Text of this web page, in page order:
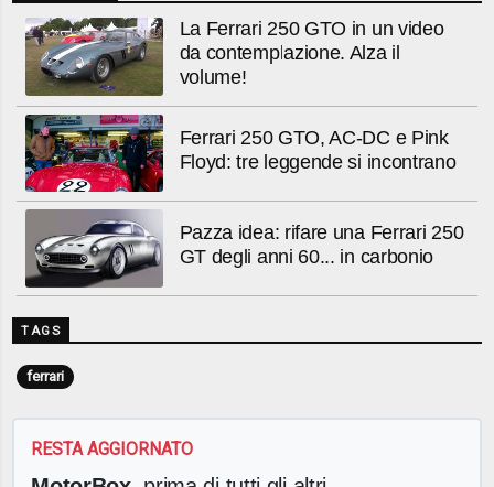
La Ferrari 250 GTO in un video
da contemplazione. Alza il
volume!
Ferrari 250 GTO, AC-DC e Pink
Floyd: tre leggende si incontrano
Pazza idea: rifare una Ferrari 250
GT degli anni 60... in carbonio
TAGS
ferrari
RESTA AGGIORNATO